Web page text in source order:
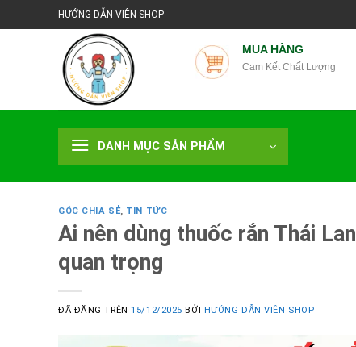
đến
HƯỚNG DẪN VIÊN SHOP
MUA HÀNG
Cam Kết Chất Lượng
DANH MỤC SẢN PHẨM
GÓC CHIA SẺ, TIN TỨC
Ai nên dùng thuốc rắn Thái
quan trọng
ĐÃ ĐĂNG TRÊN15/12/2025 BỞI HƯỚNG DẪN VIÊN SHOP